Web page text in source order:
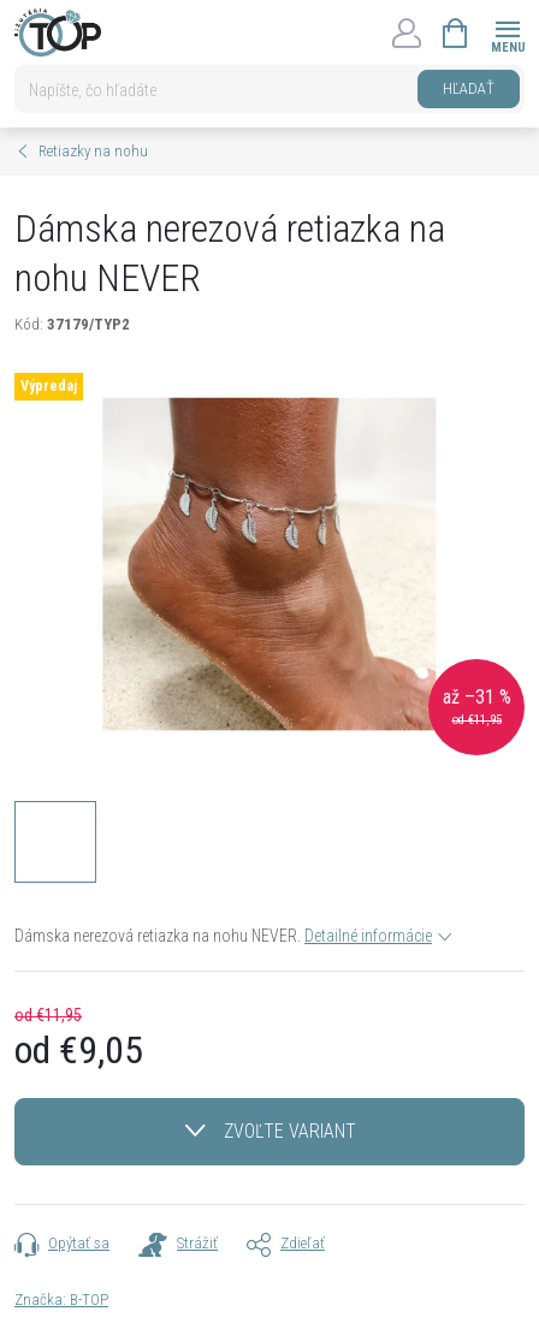
Prejsť
na
HĽADAŤ
KOŠÍK
Retiazky na nohu
Dámska nerezová retiazka na
nohu NEVER
Kód: 37179/TYP2
Výpredaj
od €11,95
až –31 %
Dámska nerezová retiazka na nohu NEVER. Detailné informácie
od €11,95
od €9,05
cena:
ZVOĽTE VARIANT
Opýtať sa Strážiť Zdieľať
Značka: B-TOP